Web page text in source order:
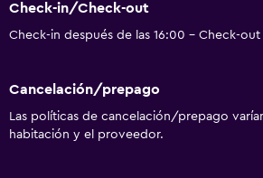
Accesibilidad
Ascensor
Estacionamiento y transporte
Estacionamiento
Check-in/Check-out
Check-in después de las 16:00 - Check-out
Cancelación/prepago
Las políticas de cancelación/prepago
habitación y el proveedor.